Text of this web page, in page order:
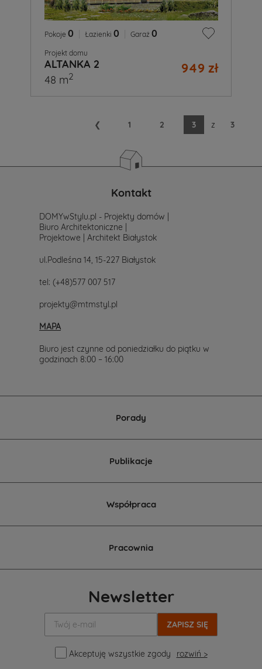
Pokoje 0 Łazienki 0 Garaż 0
Projekt domu
ALTANKA 2 949 zł
48 m2
❮ 1 2 3 z 3
Kontakt
DOMYwStylu.pl - Projekty domów |
Biuro Architektoniczne |
Projektowe | Architekt Białystok
ul.Podleśna 14, 15-227 Białystok
tel: (+48)577 007 517
projekty@mtmstyl.pl
MAPA
Biuro jest czynne od poniedziałku do piątku w
godzinach 8:00 – 16:00
Porady
Publikacje
Współpraca
Pracownia
Newsletter
mail:
Akceptuję wszystkie zgody
rozwiń >